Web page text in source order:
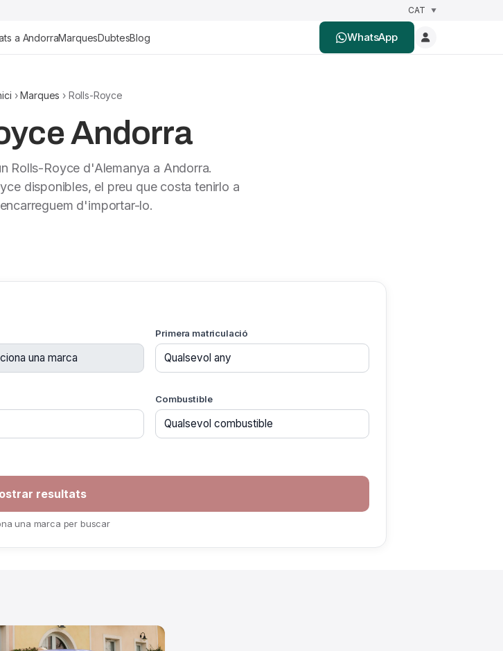
a AndorraMarquesDubtesBlog WhatsApp
›Marques › Rolls-Royce
Andorra
Rolls-Royce d'Alemanya a Andorra.
disponibles, el preu que costa tenirlo a
d'importar-lo.
Primera matriculació
Combustible
una marca per buscar